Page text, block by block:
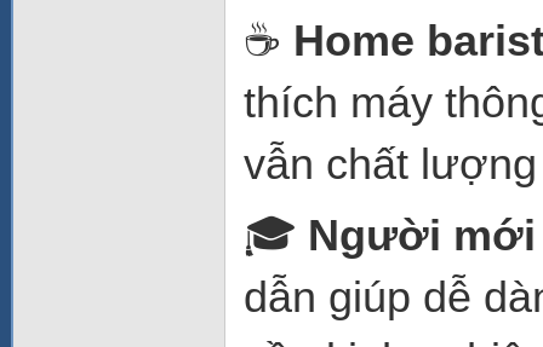
☕ Home
thích máy
vẫn chất
🎓 Người mới
dẫn giúp dễ